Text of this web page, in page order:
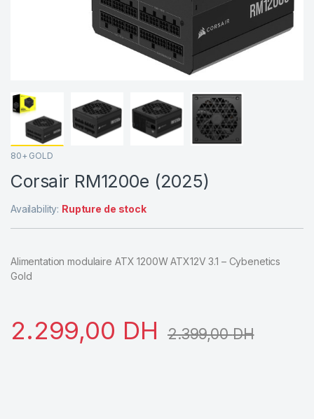
80+ GOLD
Corsair RM1200e (2025)
Availability: Rupture de stock
Alimentation modulaire ATX 1200W ATX12V 3.1 – Cybenetics
Gold
2.299,00 DH 2.399,00DH